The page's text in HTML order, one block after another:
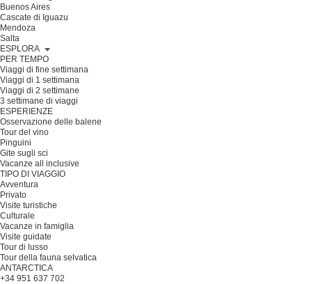
Buenos Aires
Cascate di Iguazu
Mendoza
Salta
ESPLORA
PER TEMPO
Viaggi di fine settimana
Viaggi di 1 settimana
Viaggi di 2 settimane
3 settimane di viaggi
ESPERIENZE
Osservazione delle balene
Tour del vino
Pinguini
Gite sugli sci
Vacanze all inclusive
TIPO DI VIAGGIO
Avventura
Privato
Visite turistiche
Culturale
Vacanze in famiglia
Visite guidate
Tour di lusso
Tour della fauna selvatica
ANTARCTICA
+34 951 637 702